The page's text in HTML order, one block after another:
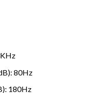
80Hz
180Hz